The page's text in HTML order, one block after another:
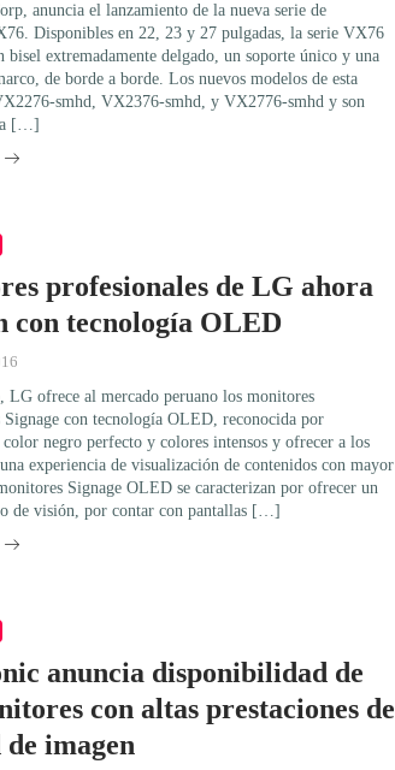
anuncia el lanzamiento de la nueva serie de
Disponibles en 22, 23 y 27 pulgadas, la serie VX76
bisel extremadamente delgado, un soporte único y una
de borde a borde. Los nuevos modelos de esta
smhd, VX2376-smhd, y VX2776-smhd y son
[…]
profesionales de LG ahora
con tecnología OLED
LG ofrece al mercado peruano los monitores
Signage con tecnología OLED, reconocida por
negro perfecto y colores intensos y ofrecer a los
una experiencia de visualización de contenidos con mayor
Signage OLED se caracterizan por ofrecer un
de visión, por contar con pantallas […]
anuncia disponibilidad de
con altas prestaciones de
imagen